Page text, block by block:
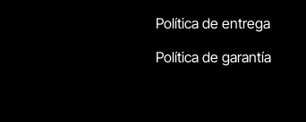
Política de entrega
Política de garantía